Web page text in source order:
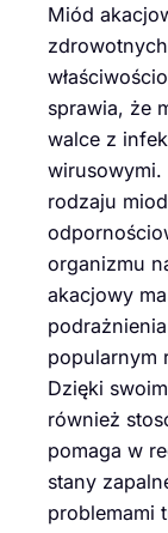
Miód
sprawia, że
walce z
wirusowymi.
rodzaju
organizmu
akacjowy
popularnym
Dzięki
również
pomaga w
stany
problemami